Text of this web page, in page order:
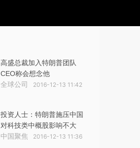
高盛总裁加入特朗普团队
CEO称会想念他
全球公司 2016-12-13 11:42
投资人士：特朗普施压中国
对科技类中概股影响不大
中国聚焦 2016-12-13 11:36